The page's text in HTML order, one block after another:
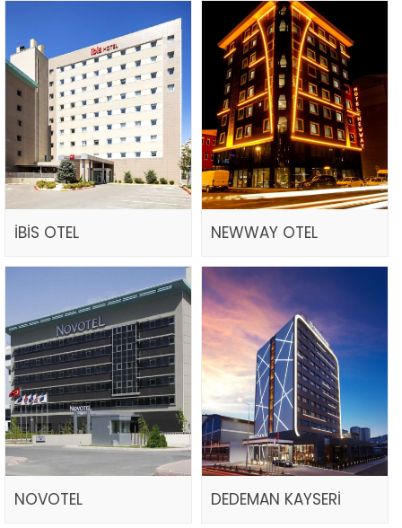
İBİS OTEL NEWWAY OTEL
NOVOTEL DEDEMAN KAYSERİ